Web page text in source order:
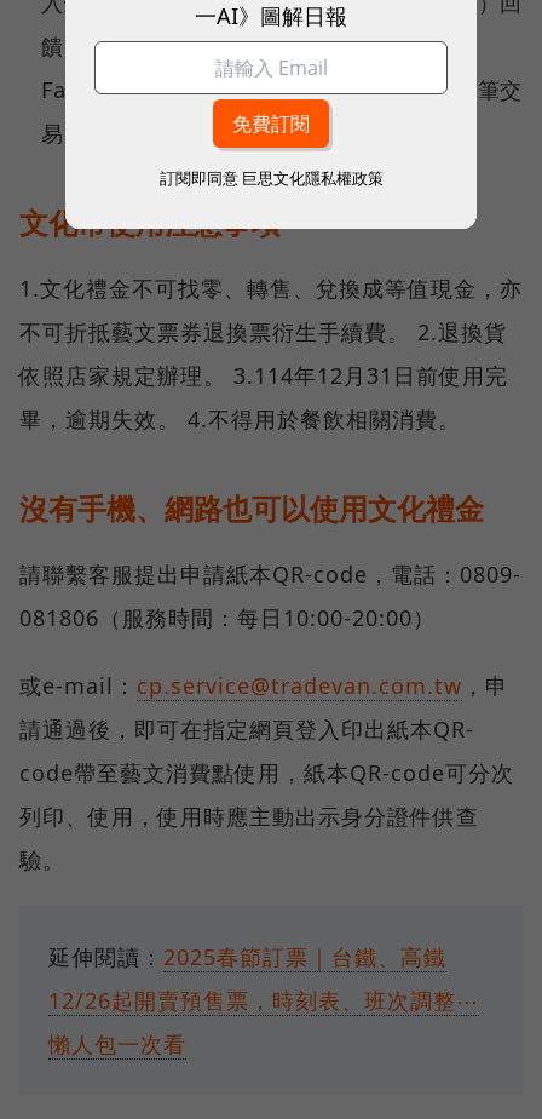
饋；註冊加入全盈+PAY，可獲得Let’s Café及
Fami!ce霜淇淋；註冊加入icash Pay並完成首筆交
易，享50點OPENPOINT回饋。
文化幣使用注意事項
1.文化禮金不可找零、轉售、兌換成等值現金，亦
不可折抵藝文票券退換票衍生手續費。 2.退換貨
依照店家規定辦理。 3.114年12月31日前使用完
畢，逾期失效。 4.不得用於餐飲相關消費。
沒有手機、網路也可以使用文化禮金
請聯繫客服提出申請紙本QR-code，電話：0809-
081806（服務時間：每日10:00-20:00）
或e-mail： cp.service@tradevan.com.tw ，申
請通過後，即可在指定網頁登入印出紙本QR-
code帶至藝文消費點使用，紙本QR-code可分次
列印、使用，使用時應主動出示身分證件供查
驗。
延伸閱讀： 2025春節訂票｜台鐵、高鐵
12/26起開賣預售票，時刻表、班次調整⋯
懶人包一次看
一AI》圖解日報
訂閱即同意 巨思文化隱私權政策